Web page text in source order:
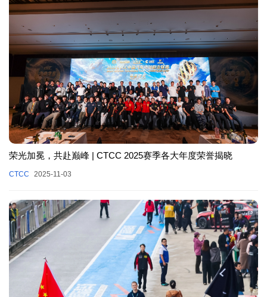
荣光加冕，共赴巅峰 | CTCC 2025赛季各大年度荣誉揭晓
CTCC 2025-11-03